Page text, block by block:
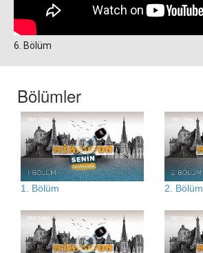
6. Bölüm
Bölümler
1. Bölüm 2. Bölüm